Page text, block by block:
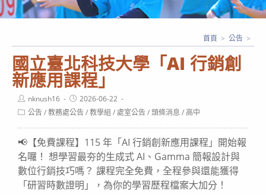
國立臺北科技大學「AI 行銷創
新應用課程」
首頁 > 公告 >
Post
author:
nknush16
Post
published:
2026-06-22
Post公告/教務處公告/教學組 /處室公告/頭條消息 /高中
📢【免費課程】115 年「AI 行銷創新應用課程」開始報
名囉！ 想學習最夯的生成式 AI、Gamma 簡報設計與
數位行銷技巧嗎？ 課程完全免費，全程參與還能獲得
「研習時數證明」，為你的學習歷程檔案大加分！